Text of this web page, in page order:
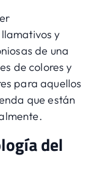
y
de una
de colores y
para aquellos
que están
del